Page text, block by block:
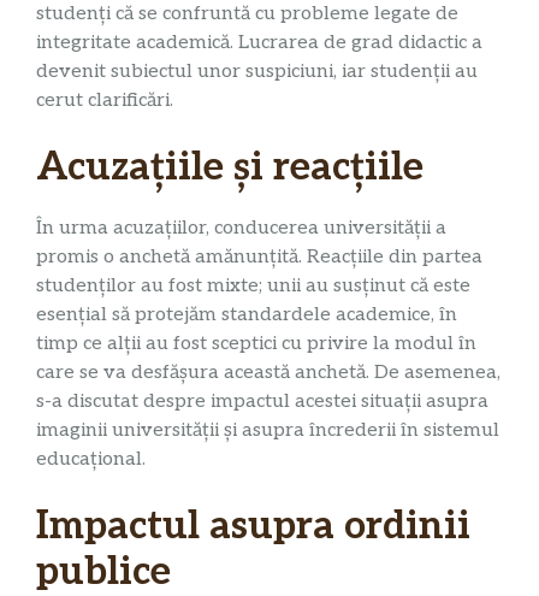
studenți că se confruntă cu probleme legate de
integritate academică. Lucrarea de grad didactic a
devenit subiectul unor suspiciuni, iar studenții au
cerut clarificări.
Acuzațiile și reacțiile
În urma acuzațiilor, conducerea universității a
promis o anchetă amănunțită. Reacțiile din partea
studenților au fost mixte; unii au susținut că este
esențial să protejăm standardele academice, în
timp ce alții au fost sceptici cu privire la modul în
care se va desfășura această anchetă. De asemenea,
s-a discutat despre impactul acestei situații asupra
imaginii universității și asupra încrederii în sistemul
educațional.
Impactul asupra ordinii
publice